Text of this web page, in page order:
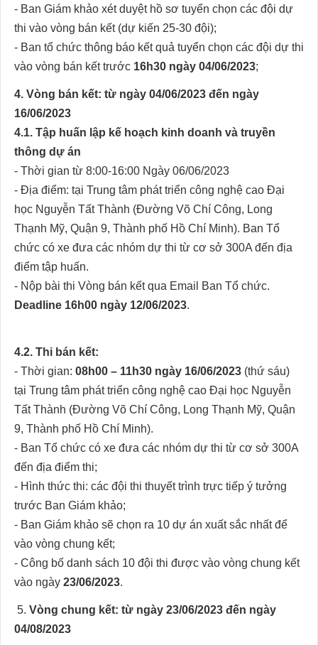
- Ban Giám khảo xét duyệt hồ sơ tuyển chọn các đội dự
thi vào vòng bán kết (dự kiến 25-30 đội);
- Ban tổ chức thông báo kết quả tuyển chọn các đội dự thi
vào vòng bán kết trước 16h30 ngày 04/06/2023;
4. Vòng bán kết: từ ngày 04/06/2023 đến ngày
16/06/2023
4.1. Tập huấn lập kế hoạch kinh doanh và truyền
thông dự án
- Thời gian từ 8:00-16:00 Ngày 06/06/2023
- Địa điểm: tại Trung tâm phát triển công nghệ cao Đại
học Nguyễn Tất Thành (Đường Võ Chí Công, Long
Thạnh Mỹ, Quận 9, Thành phố Hồ Chí Minh). Ban Tổ
chức có xe đưa các nhóm dự thi từ cơ sở 300A đến địa
điểm tập huấn.
- Nộp bài thi Vòng bán kết qua Email Ban Tổ chức.
Deadline 16h00 ngày 12/06/2023.
4.2. Thi bán kết:
- Thời gian: 08h00 – 11h30 ngày 16/06/2023 (thứ sáu)
tại Trung tâm phát triển công nghệ cao Đại học Nguyễn
Tất Thành (Đường Võ Chí Công, Long Thạnh Mỹ, Quận
9, Thành phố Hồ Chí Minh).
- Ban Tổ chức có xe đưa các nhóm dự thi từ cơ sở 300A
đến địa điểm thi;
- Hình thức thi: các đội thi thuyết trình trực tiếp ý tưởng
trước Ban Giám khảo;
- Ban Giám khảo sẽ chọn ra 10 dự án xuất sắc nhất để
vào vòng chung kết;
- Công bố danh sách 10 đội thi được vào vòng chung kết
vào ngày 23/06/2023.
5. Vòng chung kết: từ ngày 23/06/2023 đến ngày
04/08/2023